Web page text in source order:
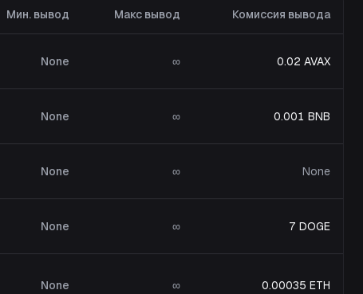
Мин. вывод Макс вывод Комиссия вывода
None ∞ 0.02 AVAX
None ∞ 0.001 BNB
None ∞ None
None ∞ 7 DOGE
None ∞ 0.00035 ETH